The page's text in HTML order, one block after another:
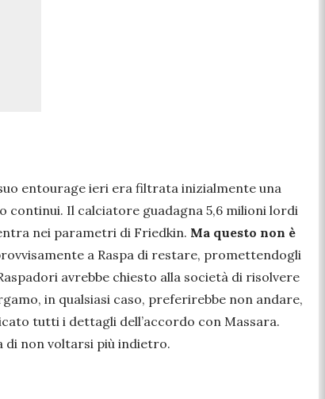
entourage ieri era filtrata inizialmente una
continui. Il calciatore guadagna 5,6 milioni lordi
nei parametri di Friedkin. Ma questo non è
a Raspa di restare, promettendogli
avrebbe chiesto alla società di risolvere
in qualsiasi caso, preferirebbe non andare,
tutti i dettagli dell’accordo con Massara.
di non voltarsi più indietro.